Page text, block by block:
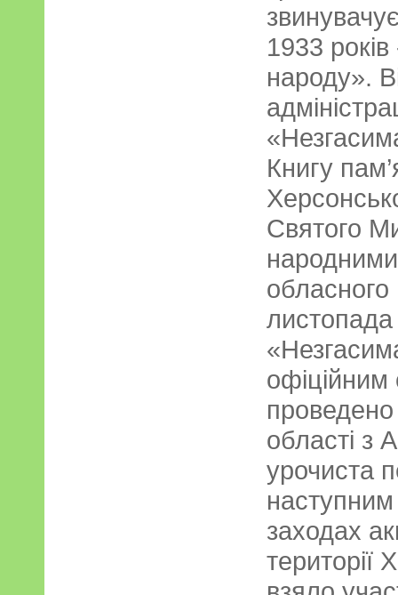
1933
народу».
Книгу
Святого
листопада
області з
урочиста
заходах
території